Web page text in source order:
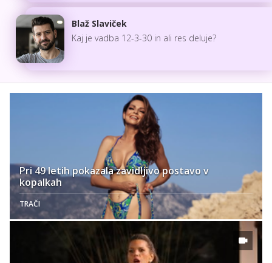
Blaž Slaviček
Kaj je vadba 12-3-30 in ali res deluje?
Pri 49 letih pokazala zavidljivo postavo v
kopalkah
TRAČI